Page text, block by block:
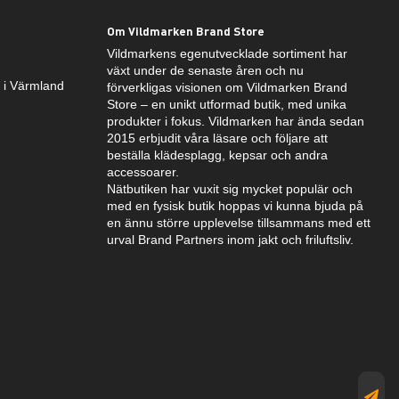
Värmland
Om Vildmarken Brand Store
Vildmarkens egenutvecklade sortiment har
växt under de senaste åren och nu
förverkligas visionen om Vildmarken Brand
Store – en unikt utformad butik, med unika
produkter i fokus. Vildmarken har ända sedan
2015 erbjudit våra läsare och följare att
beställa klädesplagg, kepsar och andra
accessoarer.
Nätbutiken har vuxit sig mycket populär och
med en fysisk butik hoppas vi kunna bjuda på
en ännu större upplevelse tillsammans med ett
urval Brand Partners inom jakt och friluftsliv.